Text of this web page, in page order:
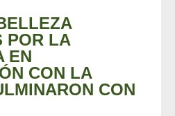
POR LA
EN
CON LA
CON